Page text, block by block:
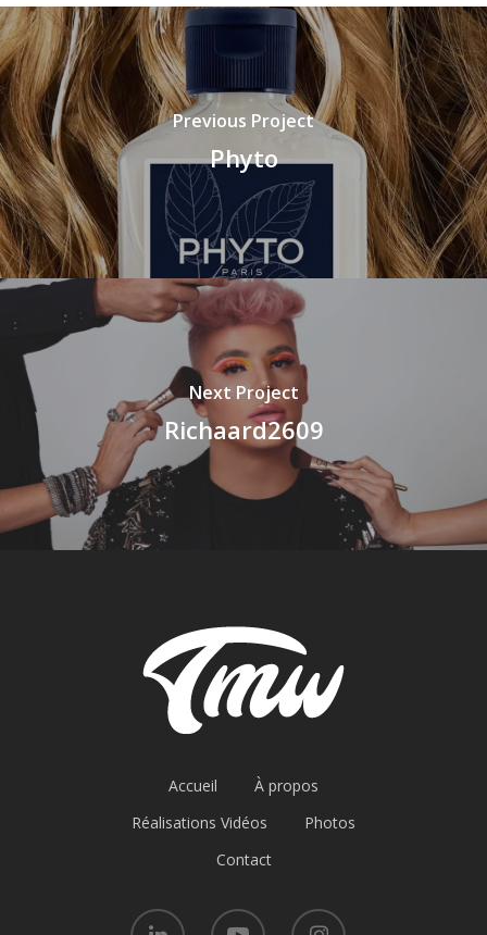
Previous Project
Phyto
Next Project
Richaard2609
Accueil
À propos
Réalisations Vidéos
Photos
Contact